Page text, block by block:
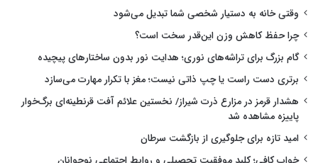
وقتی خانه به دستیار شخصی شما تبدیل می‌شود
چرا حفظ کاهش وزن این‌قدر سخت است؟
گام بزرگ برای تراشه‌های نوری؛ هدایت نور بدون ساختارهای پیچیده
برتری دست راست یا چپ ذاتی نیست؛ مغز با تکرار مهارت می‌سازد
هشدار قرمز در مزارع ذرت شیراز/ نخستین علائم آفت قرنطینه‌ای برگ‌خوار
پاییزه مشاهده شد
امید تازه برای جلوگیری از بازگشت سرطان